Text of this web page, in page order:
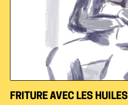
FRITURE AVEC LES HUILES